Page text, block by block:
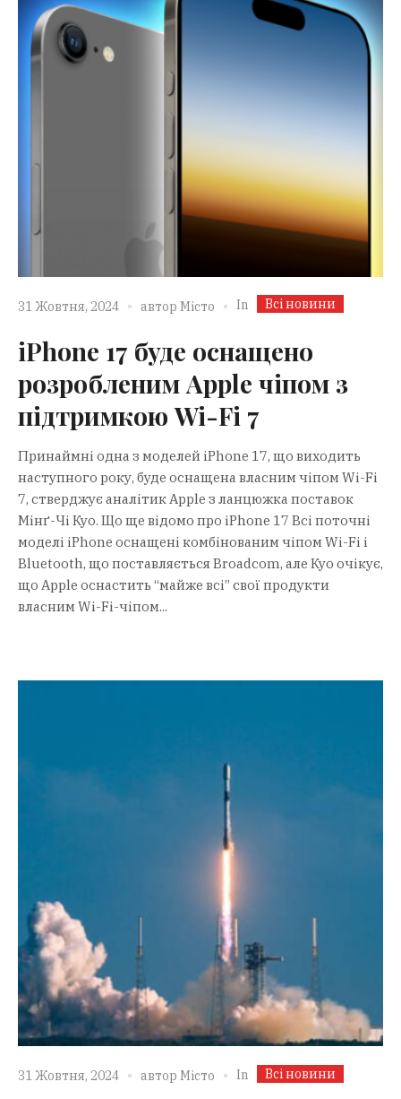
31 Жовтня, 2024 автор Місто In Всі новини
iPhone 17 буде оснащено
розробленим Apple чіпом з
підтримкою Wi-Fi 7
Принаймні одна з моделей iPhone 17, що виходить
наступного року, буде оснащена власним чіпом Wi-Fi
7, стверджує аналітик Apple з ланцюжка поставок
Мінґ-Чі Куо. Що ще відомо про iPhone 17 Всі поточні
моделі iPhone оснащені комбінованим чіпом Wi-Fi і
Bluetooth, що поставляється Broadcom, але Куо очікує,
що Apple оснастить “майже всі” свої продукти
власним Wi-Fi-чіпом...
31 Жовтня, 2024 автор Місто In Всі новини